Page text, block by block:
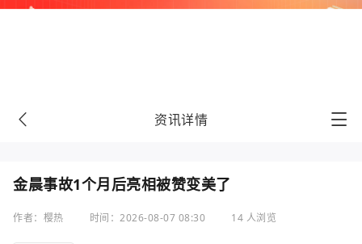
资讯详情
金晨事故1个月后亮相被赞变美了
作者：樱热 时间：2026-08-07 08:30 14 人浏览